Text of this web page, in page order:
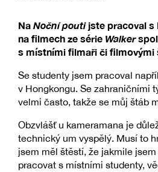
Na Noční poutijste pracoval s
na filmech ze série Walker
s místními filmaři či filmovými
Se studenty jsem pracoval
v Hongkongu. Se zahraničními
velmi často, takže se můj štáb
Obzvlášť u kameramana je
technický um vyspělý. Musí to
jsem měl štěstí, že jakmile
pracovat s místními studenty,